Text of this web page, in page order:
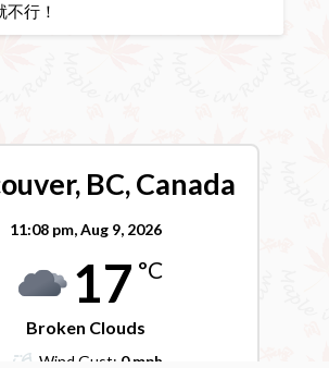
不行！
BC, Canada
11:08 pm,Aug 9, 2026
17 °C
Broken Clouds
Wind Gust: 0 mph